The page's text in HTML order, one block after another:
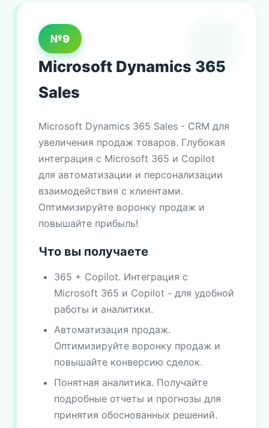
№9
Microsoft Dynamics 365
Sales
Microsoft Dynamics 365 Sales - CRM для
увеличения продаж товаров. Глубокая
интеграция с Microsoft 365 и Copilot
для автоматизации и персонализации
взаимодействия с клиентами.
Оптимизируйте воронку продаж и
повышайте прибыль!
Что вы получаете
365 + Copilot. Интеграция с
Microsoft 365 и Copilot - для удобной
работы и аналитики.
Автоматизация продаж.
Оптимизируйте воронку продаж и
повышайте конверсию сделок.
Понятная аналитика. Получайте
подробные отчеты и прогнозы для
принятия обоснованных решений.